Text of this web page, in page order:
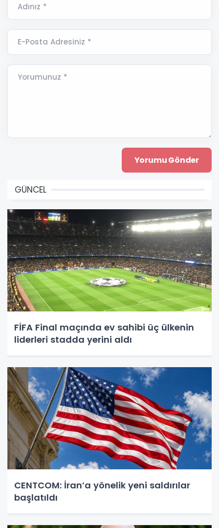
Adınız *
E-Posta Adresiniz *
Yorumunuz *
GÜNCEL
FİFA Final maçında ev sahibi üç ülkenin
liderleri stadda yerini aldı
CENTCOM: İran’a yönelik yeni saldırılar
başlatıldı